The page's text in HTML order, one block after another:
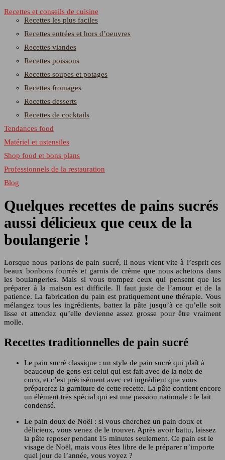
Recettes et conseils de cuisine
Recettes les plus faciles
Recettes entrées et hors d’oeuvres
Recettes viandes
Recettes poissons
Recettes soupes et potages
Recettes fromages
Recettes desserts
Recettes de cocktails
Tendances food
Matériel et ustensiles
Shop food et bons plans
Professionnels de la restauration
Blog
Quelques recettes de pains sucrés
aussi délicieux que ceux de la
boulangerie !
Lorsque nous parlons de pain sucré, il nous vient vite à l’esprit ces
beaux bonbons fourrés et garnis de crème que nous achetons dans
les boulangeries. Mais si vous trompez ceux qui pensent que les
préparer à la maison est difficile. Il faut juste de l’amour et de la
patience. La fabrication du pain est pratiquement une thérapie. Vous
mélangez tous les ingrédients, battez la pâte jusqu’à ce qu’elle soit
lisse et attendez qu’elle devienne assez grosse pour être vraiment
molle.
Recettes traditionnelles de pain sucré
Le pain sucré classique : un style de pain sucré qui plaît à
beaucoup de gens est celui qui est fait avec de la noix de
coco, et c’est précisément avec cet ingrédient que vous
préparerez la garniture de cette recette. La pâte contient encore
un élément très spécial qui est une passion nationale : le lait
condensé.
Le pain doux de Noël : si vous cherchez un pain doux et
délicieux, vous venez de le trouver. Après avoir battu, laissez
la pâte reposer pendant 15 minutes seulement. Ce pain est le
visage de Noël, mais vous êtes libre de le préparer n’importe
quel jour de l’année, vous voyez ?